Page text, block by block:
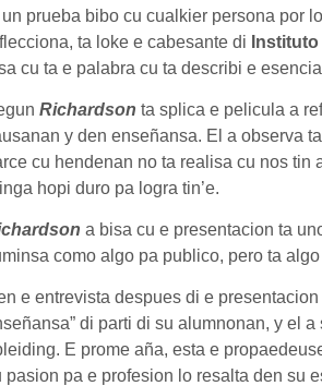
prueba bibo cu cualkier persona por
ta loke e cabesante di
cu ta e palabra cu ta describi e
Richardson ta splica e pelicula a
y den enseñansa. El a observa
cu hendenan no ta realisa cu nos
hopi duro pa logra tin’e.
a bisa cu e presentacion ta
como algo pa publico, pero ta
e entrevista despues di e
di parti di su alumnonan, y el
E prome aña, esta e
pasion pa e profesion lo resalta den su